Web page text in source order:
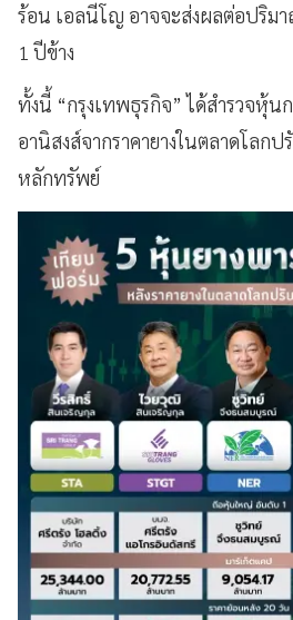
ร้อน เอลนีโญ อาจจะส่งผลต่อปริม
1 ปีข้าง
ทั้งนี้ “กรุงเทพธุรกิจ” ได้สำรวจหุ้น
อานิสงส์จากราคายางในตลาดโลก
หลักทรัพย์